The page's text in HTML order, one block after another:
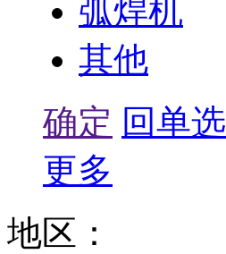
弧焊机
其他
确定 回单选
更多
地区：